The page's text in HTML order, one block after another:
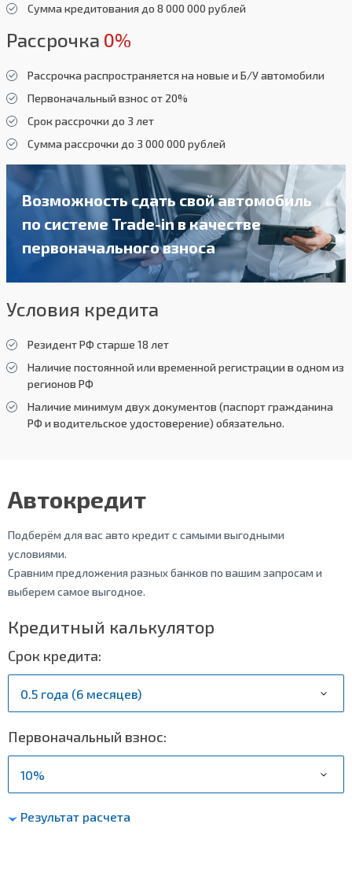
Сумма кредитования до 8 000 000 рублей
Рассрочка 0%
Рассрочка распространяется на новые и Б/У автомобили
Первоначальный взнос от 20%
Срок рассрочки до 3 лет
Сумма рассрочки до 3 000 000 рублей
Возможность сдать свой автомобиль
по системе Trade-in в качестве
первоначального взноса
Условия кредита
Резидент РФ старше 18 лет
Наличие постоянной или временной регистрации в одном из
регионов РФ
Наличие минимум двух документов (паспорт гражданина
РФ и водительское удостоверение) обязательно.
Автокредит
Подберём для вас авто кредит с самыми выгодными
условиями.
Сравним предложения разных банков по вашим запросам и
выберем самое выгодное.
Кредитный калькулятор
Срок кредита:
Первоначальный взнос:
Результат расчета